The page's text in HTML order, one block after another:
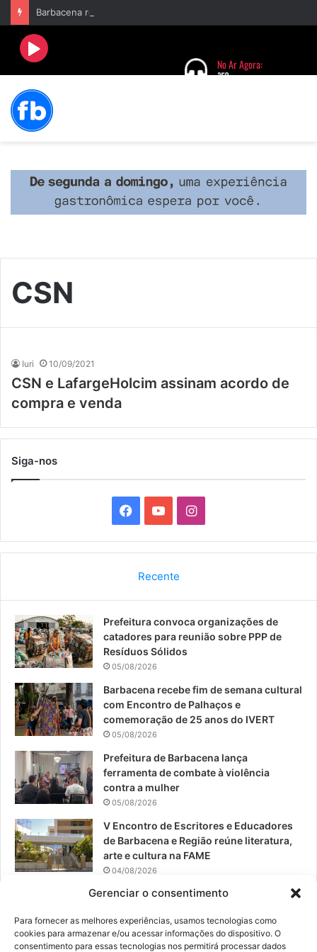
Gerenciar o consentimento
Para fornecer as melhores experiências, usamos tecnologias como
cookies para armazenar e/ou acessar informações do dispositivo. O
consentimento para essas tecnologias nos permitirá processar dados
CSN
Iuri 10/09/2021
CSN e LafargeHolcim assinam acordo de
compra e venda
Siga-nos
a
b
o
k
o
u
b
I
n
a
a
Recente
Prefeitura convoca organizações de
catadores para reunião sobre PPP de
Resíduos Sólidos
05/08/2026
Barbacena recebe fim de semana cultural
com Encontro de Palhaços e
comemoração de 25 anos do IVERT
05/08/2026
Prefeitura de Barbacena lança
ferramenta de combate à violência
contra a mulher
05/08/2026
V Encontro de Escritores e Educadores
de Barbacena e Região reúne literatura,
arte e cultura na FAME
04/08/2026
Teatro da Pedra apresenta novo
04/08/2026